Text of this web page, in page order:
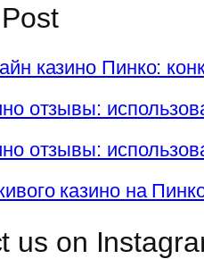
казино Пинко:
отзывы:
отзывы:
казино на
us on